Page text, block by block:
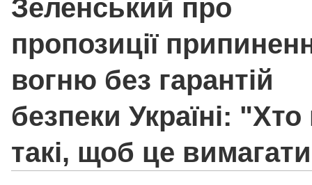
Зеленський про
пропозиції
вогню без гарантій
безпеки Україні:
такі, щоб це